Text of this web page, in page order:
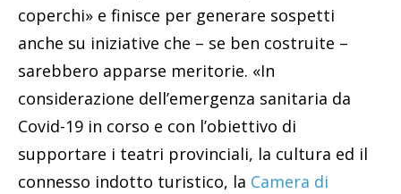
coperchi» e finisce per generare sospetti
anche su iniziative che – se ben costruite –
sarebbero apparse meritorie. «In
considerazione dell’emergenza sanitaria da
Covid-19 in corso e con l’obiettivo di
supportare i teatri provinciali, la cultura ed il
connesso indotto turistico, la Camera di